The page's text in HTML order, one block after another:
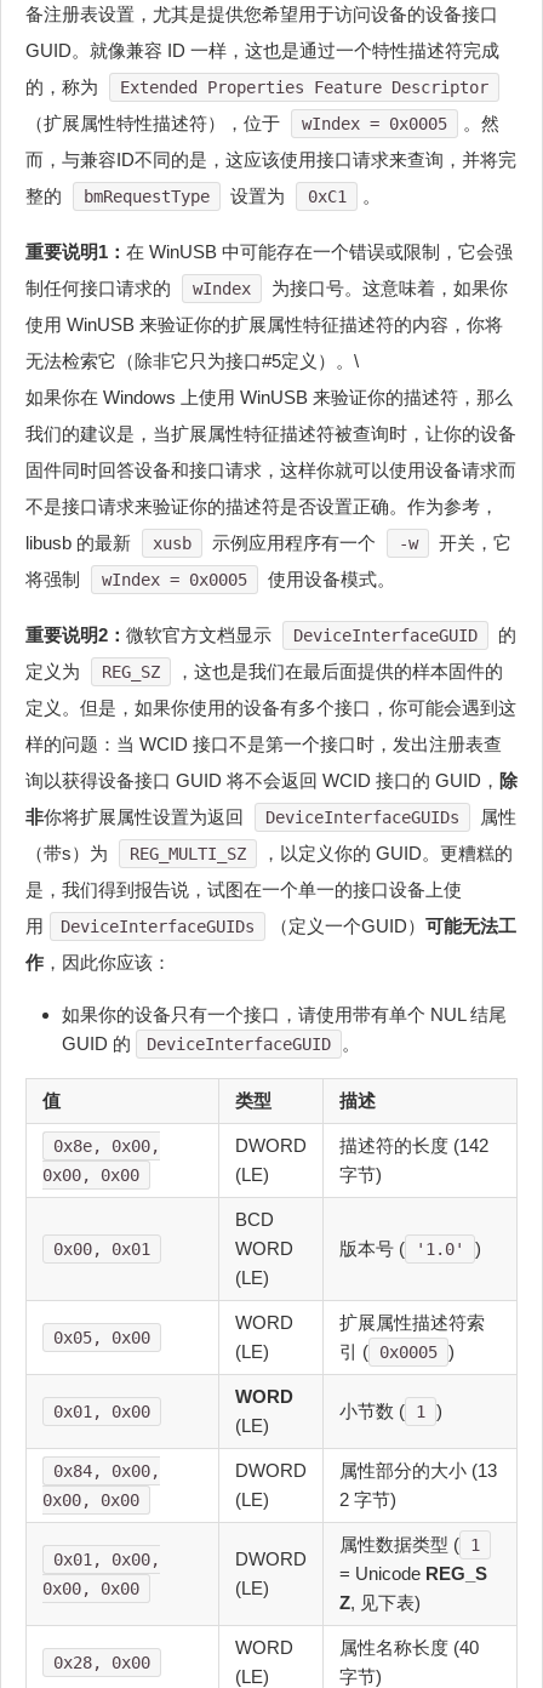
备注册表设置，尤其是提供您希望用于访问设备的设备接口
GUID。就像兼容 ID 一样，这也是通过一个特性描述符完成
的，称为
Extended Properties Feature Descriptor
（扩展属性特性描述符），位于 wIndex = 0x0005
。然
而，与兼容ID不同的是，这应该使用接口请求来查询，并将完
整的
bmRequestType 设置为 0xC1 。
重要说明1： 在 WinUSB 中可能存在一个错误或限制，它会强
制任何接口请求的
wIndex
为接口号。这意味着，如果你
使用 WinUSB 来验证你的扩展属性特征描述符的内容，你将
无法检索它（除非它只为接口#5定义）。\
如果你在 Windows 上使用 WinUSB 来验证你的描述符，那么
我们的建议是，当扩展属性特征描述符被查询时，让你的设备
固件同时回答设备和接口请求，这样你就可以使用设备请求而
不是接口请求来验证你的描述符是否设置正确。作为参考，
libusb 的最新
xusb 示例应用程序有一个 -w
开关，它
将强制
wIndex = 0x0005 使用设备模式。
重要说明2： 微软官方文档显示 DeviceInterfaceGUID
的
定义为
REG_SZ
，这也是我们在最后面提供的样本固件的
定义。但是，如果你使用的设备有多个接口，你可能会遇到这
样的问题：当 WCID 接口不是第一个接口时，发出注册表查
询以获得设备接口 GUID 将不会返回 WCID 接口的 GUID， 除
非你将扩展属性设置为返回 DeviceInterfaceGUIDs
属性
（带s）为
REG_MULTI_SZ
，以定义你的 GUID。更糟糕的
是，我们得到报告说，试图在一个单一的接口设备上使
用
DeviceInterfaceGUIDs （定义一个GUID）可能无法工
作 ，因此你应该：
如果你的设备只有一个接口，请使用带有单个 NUL 结尾
GUID 的
DeviceInterfaceGUID 。
值 类型 描述
0x8e, 0x00,
0x00, 0x00
DWORD
(LE)
描述符的长度 (142
字节)
0x00, 0x01
BCD
WORD
(LE)
版本号 ( '1.0' )
0x05, 0x00
WORD
(LE)
扩展属性描述符索
引 (
0x0005 )
0x01, 0x00
WORD
(LE)
小节数 ( 1 )
0x84, 0x00,
0x00, 0x00
DWORD
(LE)
属性部分的大小 (13
2 字节)
0x01, 0x00,
0x00, 0x00
DWORD
(LE)
属性数据类型 ( 1
= Unicode REG_S
Z, 见下表)
0x28, 0x00
WORD
(LE)
属性名称长度 (40
字节)